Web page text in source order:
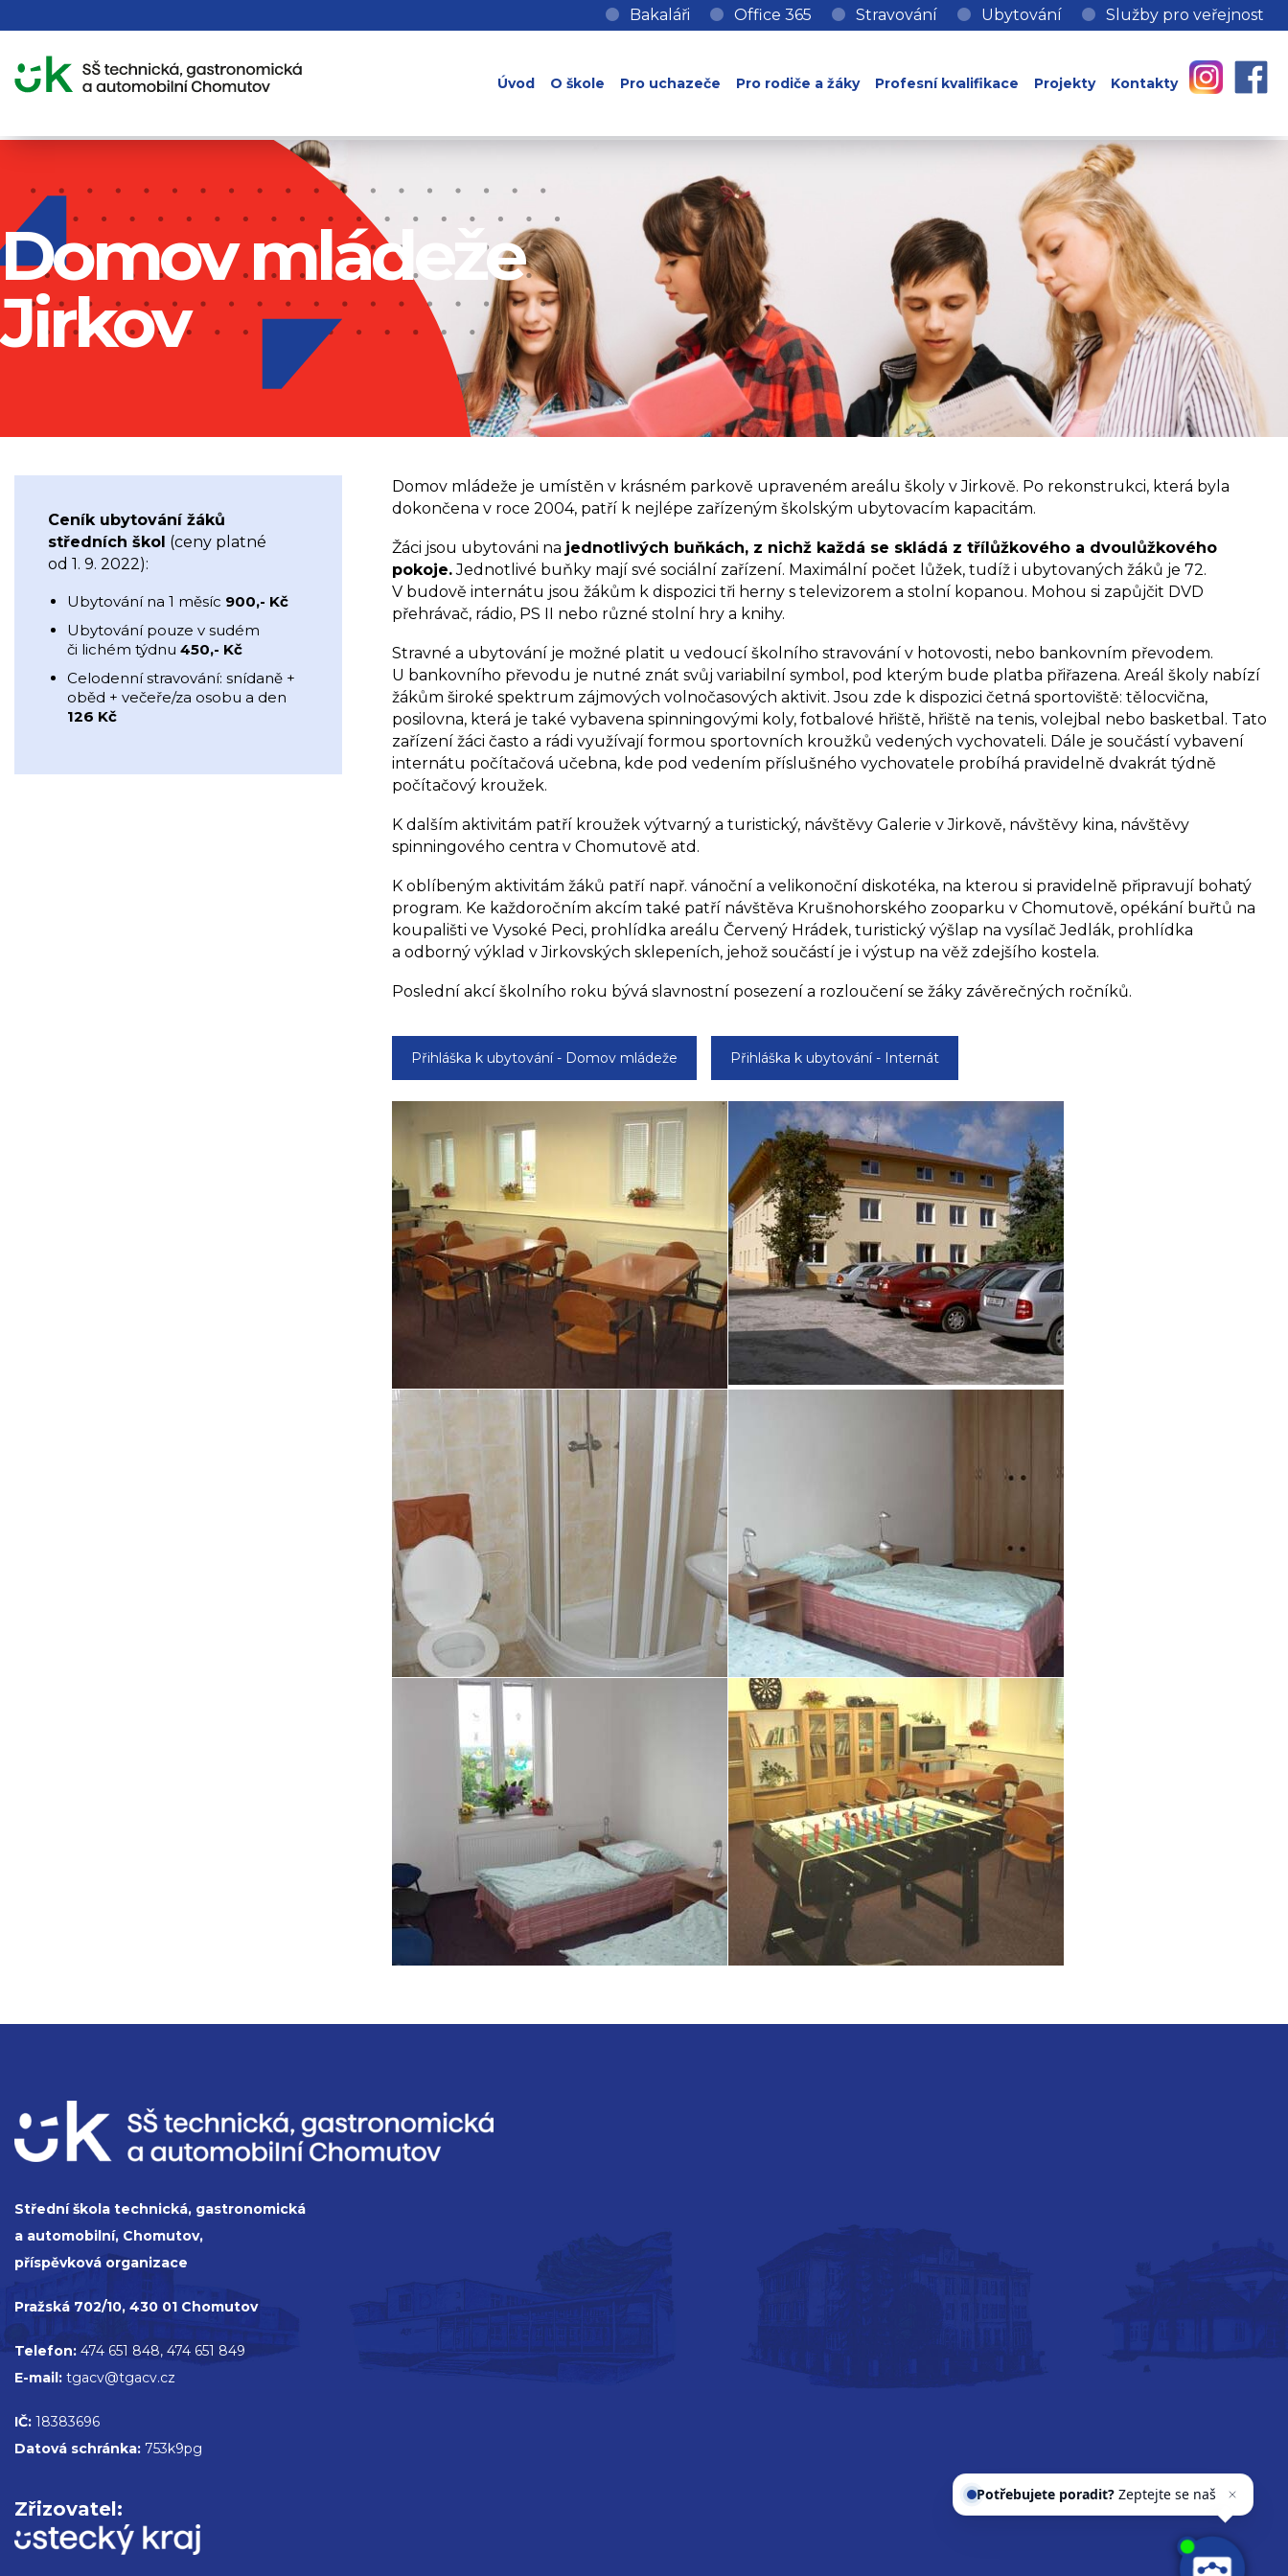
Bakaláři Office 365 Stravování Ubytování Služby pro veřejnost
Úvod O škole Pro uchazeče Pro rodiče a žáky Profesní kvalifikace Projekty Kontakty
Domov mládeže
Jirkov
Ceník ubytování žáků
středních škol (ceny platné
od 1. 9. 2022):
Ubytování na 1 měsíc 900,- Kč
Ubytování pouze v sudém
či lichém týdnu 450,- Kč
Celodenní stravování: snídaně +
oběd + večeře/za osobu a den
126 Kč
Domov mládeže je umístěn v krásném parkově upraveném areálu školy v Jirkově. Po rekonstrukci, která byla
dokončena v roce 2004, patří k nejlépe zařízeným školským ubytovacím kapacitám.
Žáci jsou ubytováni na jednotlivých buňkách, z nichž každá se skládá z třílůžkového a dvoulůžkového
pokoje.Jednotlivé buňky mají své sociální zařízení. Maximální počet lůžek, tudíž i ubytovaných žáků je 72.
V budově internátu jsou žákům k dispozici tři herny s televizorem a stolní kopanou. Mohou si zapůjčit DVD
přehrávač, rádio, PS II nebo různé stolní hry a knihy.
Stravné a ubytování je možné platit u vedoucí školního stravování v hotovosti, nebo bankovním převodem.
U bankovního převodu je nutné znát svůj variabilní symbol, pod kterým bude platba přiřazena. Areál školy nabízí
žákům široké spektrum zájmových volnočasových aktivit. Jsou zde k dispozici četná sportoviště: tělocvična,
posilovna, která je také vybavena spinningovými koly, fotbalové hřiště, hřiště na tenis, volejbal nebo basketbal. Tato
zařízení žáci často a rádi využívají formou sportovních kroužků vedených vychovateli. Dále je součástí vybavení
internátu počítačová učebna, kde pod vedením příslušného vychovatele probíhá pravidelně dvakrát týdně
počítačový kroužek.
K dalším aktivitám patří kroužek výtvarný a turistický, návštěvy Galerie v Jirkově, návštěvy kina, návštěvy
spinningového centra v Chomutově atd.
K oblíbeným aktivitám žáků patří např. vánoční a velikonoční diskotéka, na kterou si pravidelně připravují bohatý
program. Ke každoročním akcím také patří návštěva Krušnohorského zooparku v Chomutově, opékání buřtů na
koupališti ve Vysoké Peci, prohlídka areálu Červený Hrádek, turistický výšlap na vysílač Jedlák, prohlídka
a odborný výklad v Jirkovských sklepeních, jehož součástí je i výstup na věž zdejšího kostela.
Poslední akcí školního roku bývá slavnostní posezení a rozloučení se žáky závěrečných ročníků.
Přihláška k ubytování - Domov mládeže Přihláška k ubytování - Internát
Střední škola technická, gastronomická
a automobilní, Chomutov,
příspěvková organizace
Pražská 702/10, 430 01 Chomutov
Telefon:474 651 848, 474 651 849
E-mail: tgacv@tgacv.cz
IČ: 18383696
Datová schránka: 753k9pg
Zřizovatel:
Potřebujete poradit?Zeptejte se
našeho asistentaChettyho.